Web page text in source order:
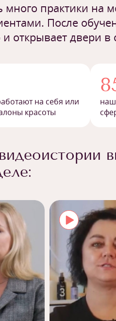
практики на
После
открывает двери в
на себя или
красоты